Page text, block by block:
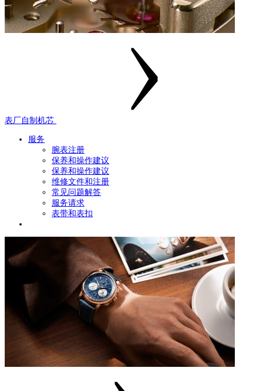
表厂自制机芯
服务
腕表注册
保养和操作建议
保养和操作建议
维修文件和注册
常见问题解答
服务请求
表带和表扣